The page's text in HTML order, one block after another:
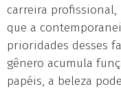
carreira
que a
prioridades desses
gênero acumula
papéis, a beleza